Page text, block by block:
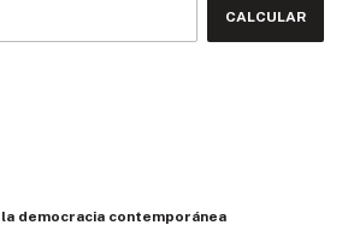
CALCULAR
democracia contemporánea